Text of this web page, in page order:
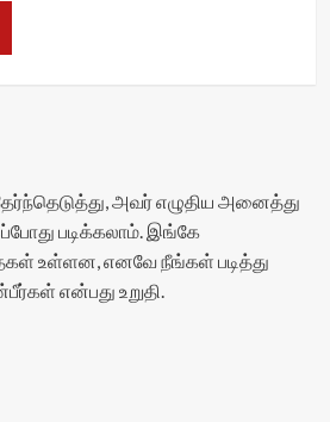
அவர் எழுதிய அனைத்து
படிக்கலாம். இங்கே
உள்ளன, எனவே நீங்கள் படித்து
என்பது உறுதி.